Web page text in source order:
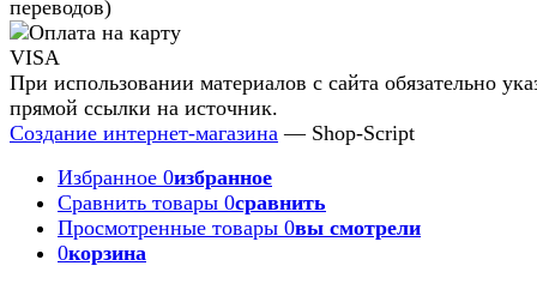
При использовании материалов с сайта обязательно
прямой ссылки на источник.
Создание интернет-магазина — Shop-Script
Избранное 0избранное
Сравнить товары 0сравнить
Просмотренные товары 0вы смотрели
0корзина